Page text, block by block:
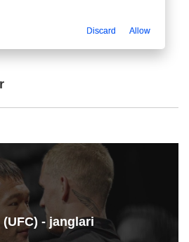
bo'limni juda yomon...
- janglari
Discard Allow